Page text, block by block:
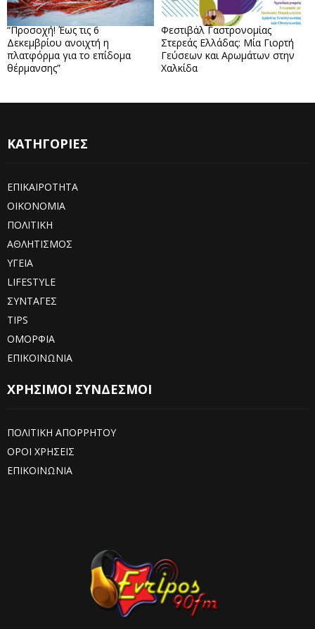
“Προσοχή! Έως τις 6
Δεκεμβρίου ανοιχτή η
πλατφόρμα για το επίδομα
θέρμανσης”
Φεστιβάλ Γαστρονομίας
Στερεάς Ελλάδας: Μία Γιορτή
Γεύσεων και Αρωμάτων στην
Χαλκίδα
ΚΑΤΗΓΟΡΙΕΣ
ΕΠΙΚΑΙΡΟΤΗΤΑ
ΟΙΚΟΝΟΜΙΑ
ΠΟΛΙΤΙΚΗ
ΑΘΛΗΤΙΣΜΟΣ
ΥΓΕΙΑ
LIFESTYLE
ΣΥΝΤΑΓΕΣ
TIPS
ΟΜΟΡΦΙΑ
ΕΠΙΚΟΙΝΩΝΙΑ
ΧΡΗΣΙΜΟΙ ΣΥΝΔΕΣΜΟΙ
ΠΟΛΙΤΙΚΗ ΑΠΟΡΡΗΤΟΥ
ΟΡΟΙ ΧΡΗΣΕΙΣ
ΕΠΙΚΟΙΝΩΝΙΑ